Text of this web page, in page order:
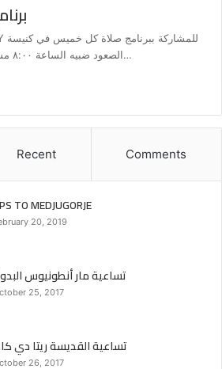
الصعود ضبيه الساعة ٨:٠٠ مساءً (مسبحة، قداس و سجود…
Recent Comments
TO MEDJUGORJE
20, 2019
تساعية مار أنطونيوس
25, 2017
تساعية القديسة ريتا دي
26, 2017